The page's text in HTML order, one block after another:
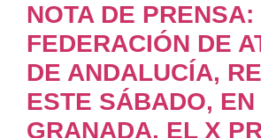
NOTA DE PRENSA:
FEDERACIÓN DE
DE ANDALUCÍA,
ESTE SÁBADO, EN
GRANADA, EL X